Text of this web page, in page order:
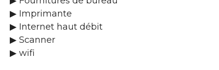
▶ Imprimante
▶ Internet haut débit
▶ Scanner
▶ wifi